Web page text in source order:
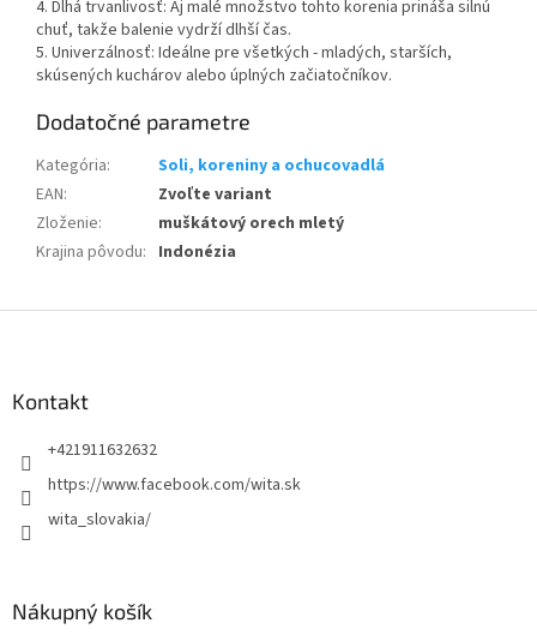
4. Dlhá trvanlivosť: Aj malé množstvo tohto korenia prináša silnú
chuť, takže balenie vydrží dlhší čas.
5. Univerzálnosť: Ideálne pre všetkých - mladých, starších,
skúsených kuchárov alebo úplných začiatočníkov.
Dodatočné parametre
Kategória:
Soli, koreniny a ochucovadlá
EAN:
Zvoľte variant
Zloženie:
muškátový orech mletý
Krajina pôvodu: Indonézia
Kontakt
+421911632632
https://www.facebook.com/wita.sk
wita_slovakia/
Nákupný košík